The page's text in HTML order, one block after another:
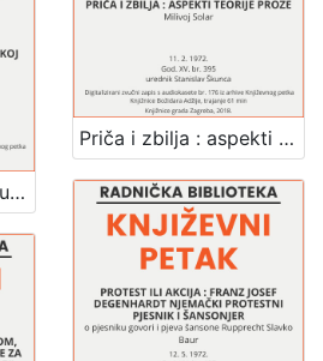
Priča i zbilja : aspekti teorije proze : Književni petak, dvorana u Novinarskom domu, 11. 2. 1972., br. 395 / Milivoj Solar ; urednik Stanislav Škunca
Programi i manifesti u hrvatskoj književnosti : Književni petak, dvorana u Novinarskom domu, 23. 3. 1973., br. 428 / Miroslav Šicel ; urednik Stanislav Škunca